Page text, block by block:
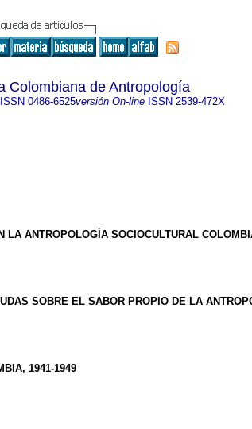
Colombiana de Antropología
0486-6525versión On-lineISSN 2539-472X
LA ANTROPOLOGÍA SOCIOCULTURAL
SOBRE EL SABOR PROPIO DE LA
1941-1949